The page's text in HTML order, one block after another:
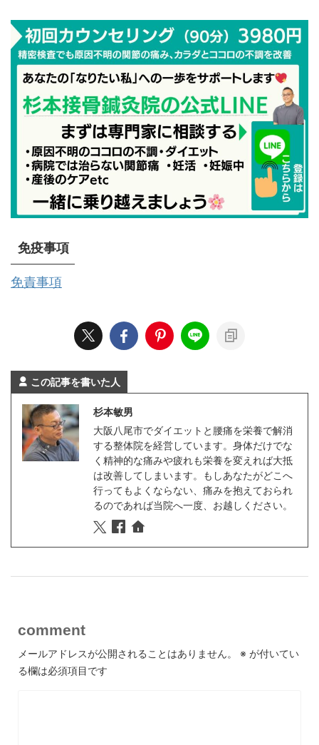
免疫事項
免責事項
この記事を書いた人
杉本敏男
大阪八尾市でダイエットと腰痛を栄養で解消
する整体院を経営しています。身体だけでな
く精神的な痛みや疲れも栄養を変えれば大抵
は改善してしまいます。もしあなたがどこへ
行ってもよくならない、痛みを抱えておられ
るのであれば当院へ一度、お越しください。
comment
メールアドレスが公開されることはありません。 ※ が付いてい
る欄は必須項目です